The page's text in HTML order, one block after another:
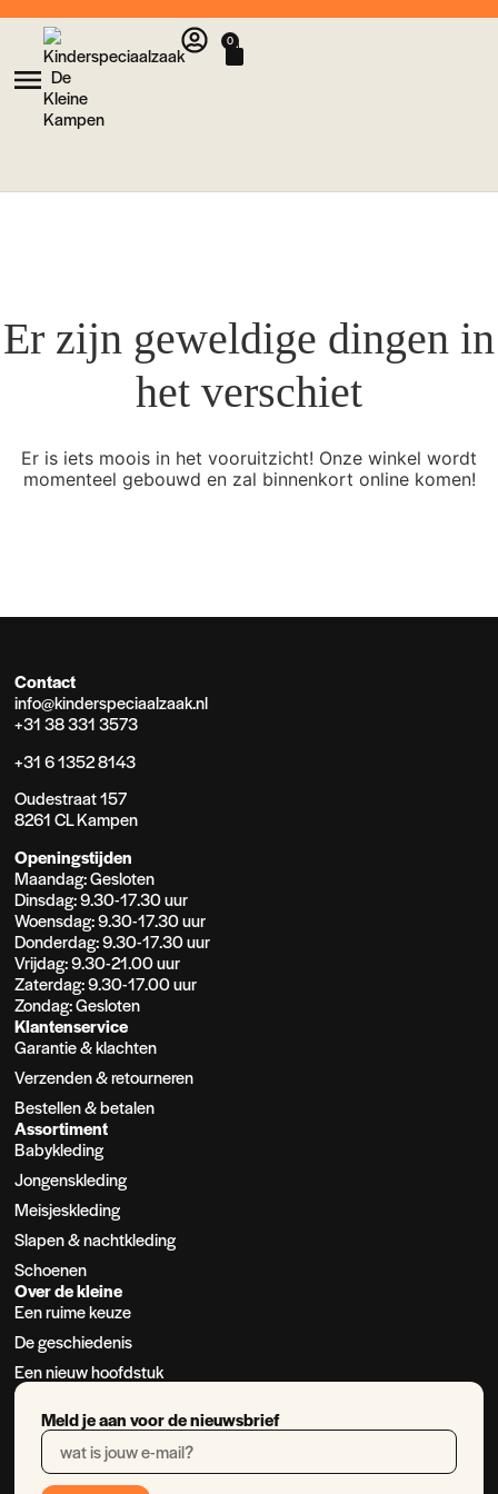
0
Er zijn geweldige dingen in
het verschiet
Er is iets moois in het vooruitzicht! Onze winkel wordt
momenteel gebouwd en zal binnenkort online komen!
Contact
info@kinderspeciaalzaak.nl
+31 38 331 3573
+31 6 1352 8143
Oudestraat 157
8261 CL Kampen
Openingstijden
Maandag: Gesloten
Dinsdag: 9.30-17.30 uur
Woensdag: 9.30-17.30 uur
Donderdag: 9.30-17.30 uur
Vrijdag: 9.30-21.00 uur
Zaterdag: 9.30-17.00 uur
Zondag: Gesloten
Klantenservice
Garantie & klachten
Verzenden & retourneren
Bestellen & betalen
Assortiment
Babykleding
Jongenskleding
Meisjeskleding
Slapen & nachtkleding
Schoenen
Over de kleine
Een ruime keuze
De geschiedenis
Een nieuw hoofdstuk
Meld je aan voor de nieuwsbrief